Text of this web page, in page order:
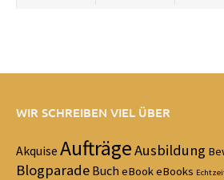
WIR SCHREIBEN VIEL ÜBER
Akquise AufträgeAusbildung
Blogparade Buch eBookeBooks